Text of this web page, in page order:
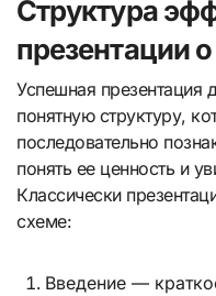
Структура
презентации
Успешная презентация
понятную структуру,
последовательно
понять ее ценность и
Классически
схеме:
Введение —